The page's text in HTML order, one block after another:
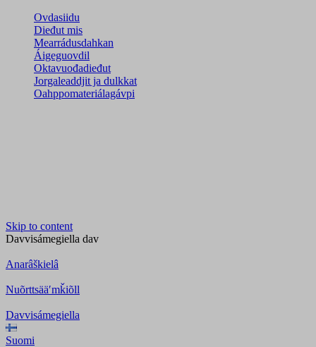
Ovdasiidu
Dieđut mis
Mearrádusdahkan
Áigeguovdil
Oktavuođadieđut
Jorgaleaddjit ja dulkkat
Oahppomateriálagávpi
Skip to content
Davvisámegiella dav
Anarâškielâ
Nuõrttsääʹmǩiõll
Davvisámegiella
Suomi